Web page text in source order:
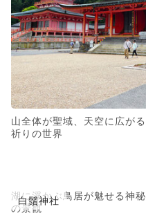
山全体が聖域、天空に広がる
祈りの世界
白鬚神社
湖に浮かぶ鳥居が魅せる神秘
の景観